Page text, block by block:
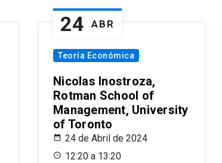
24 ABR
Teoría Económica
Nicolas Inostroza,
Rotman School of
Management, University
of Toronto
24 de Abril de 2024
12:20 a 13:20